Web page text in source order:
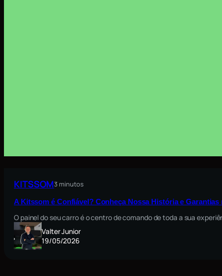
KITSSOM3 minutos
A Kitssom é Confiável? Conheça Nossa História e
O painel do seu carro é o centro de comando de toda a sua
Valter Junior
19/05/2026